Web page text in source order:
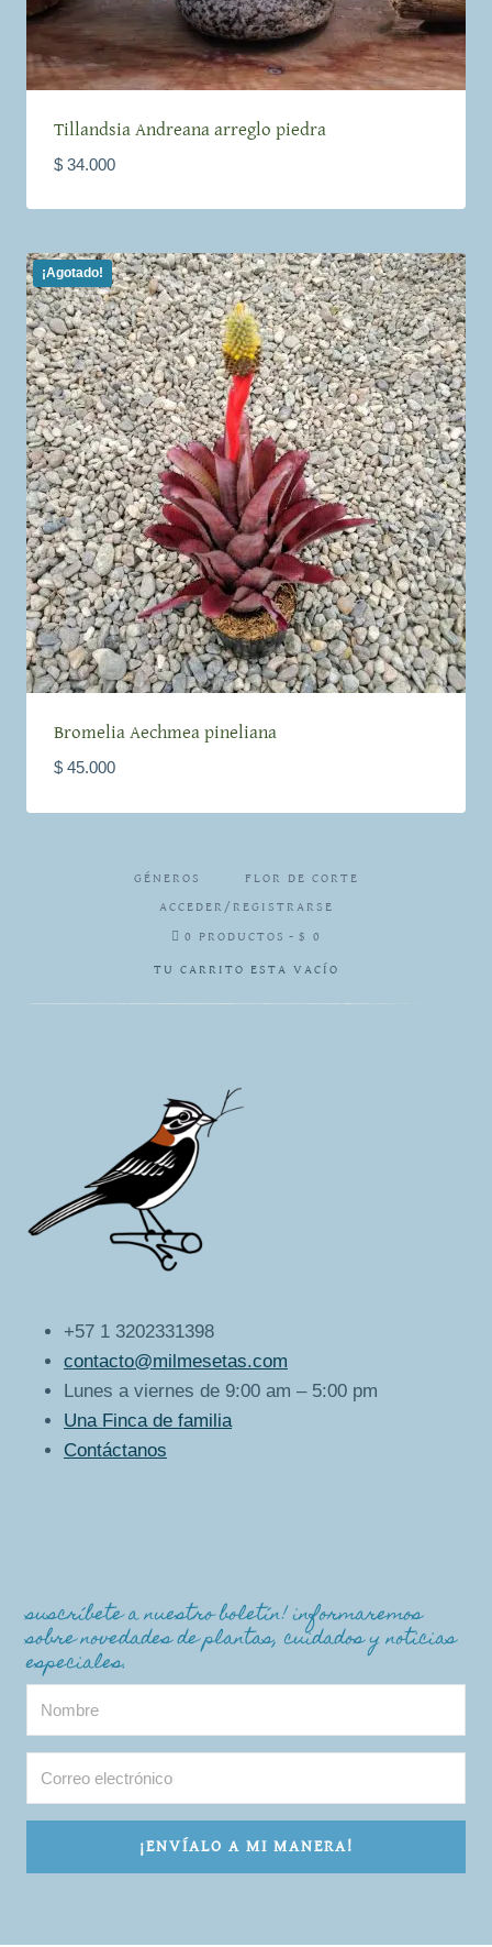
Tillandsia Andreana arreglo piedra
$34.000
¡Agotado!
Bromelia Aechmea pineliana
$45.000
GÉNEROS FLOR DE CORTE
ACCEDER/REGISTRARSE
0 PRODUCTOS $ 0
TU CARRITO ESTA VACÍO
+57 1 3202331398
contacto@milmesetas.com
Lunes a viernes de 9:00 am – 5:00 pm
Una Finca de familia
Contáctanos
suscríbete a nuestro boletín! informaremos
sobre novedades de plantas, cuidados y noticias
especiales.
¡ENVÍALO A MI MANERA!